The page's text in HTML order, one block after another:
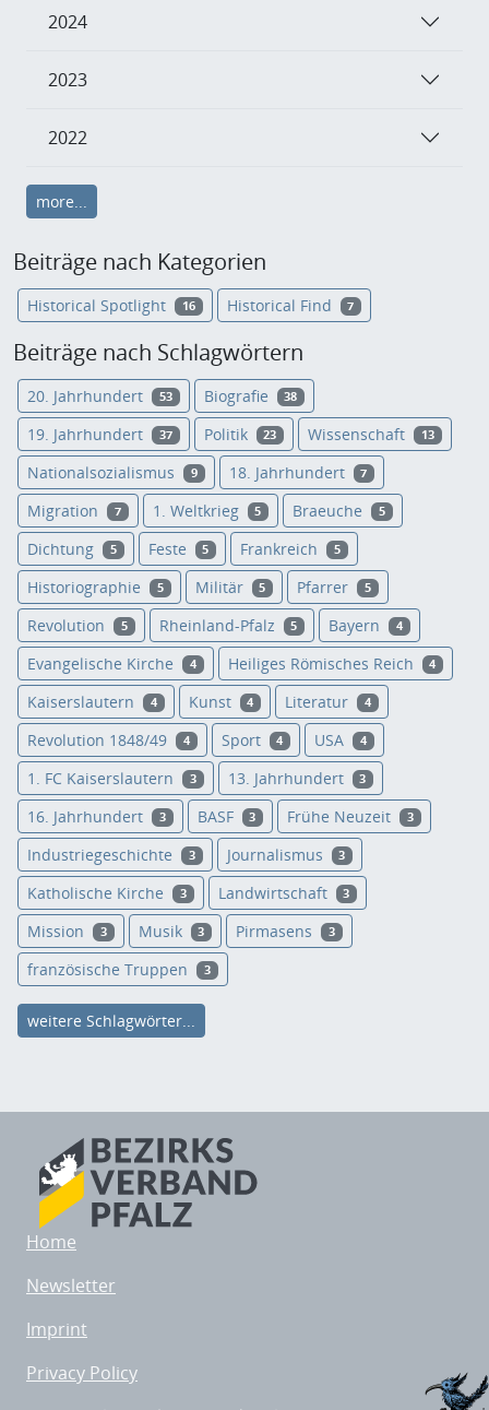
2024
2023
2022
more...
Beiträge nach Kategorien
Historical Spotlight 16 Historical Find 7
Beiträge nach Schlagwörtern
20. Jahrhundert 53 Biografie 38
19. Jahrhundert 37 Politik 23 Wissenschaft 13
Nationalsozialismus 9 18. Jahrhundert 7
Migration 7 1. Weltkrieg 5 Braeuche 5
Dichtung 5 Feste 5 Frankreich 5
Historiographie 5 Militär 5 Pfarrer 5
Revolution 5 Rheinland-Pfalz 5 Bayern 4
Evangelische Kirche 4 Heiliges Römisches Reich 4
Kaiserslautern 4 Kunst 4 Literatur 4
Revolution 1848/49 4 Sport 4 USA 4
1. FC Kaiserslautern 3 13. Jahrhundert 3
16. Jahrhundert 3 BASF 3 Frühe Neuzeit 3
Industriegeschichte 3 Journalismus 3
Katholische Kirche 3 Landwirtschaft 3
Mission 3 Musik 3 Pirmasens 3
französische Truppen 3
weitere Schlagwörter...
Home
Newsletter
Imprint
Privacy Policy